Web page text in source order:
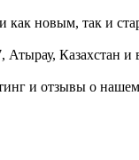
как новым, так и
Казахстан и
и отзывы о нашем